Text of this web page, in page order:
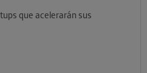
que acelerarán sus